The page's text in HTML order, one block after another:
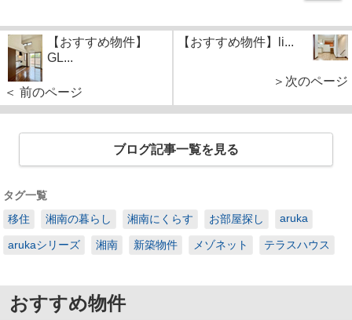
【おすすめ物件】
GL...
＜ 前のページ
【おすすめ物件】li...
＞次のページ
ブログ記事一覧を見る
タグ一覧
移住
湘南の暮らし 湘南にくらす お部屋探し aruka
arukaシリーズ 湘南 新築物件 メゾネット テラスハウス
おすすめ物件